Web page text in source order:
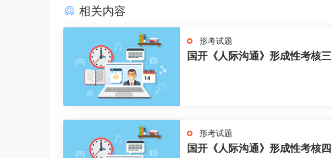
相关内容
形考试题
国开《人际沟通》形成性考核三
形考试题
国开《人际沟通》形成性考核四